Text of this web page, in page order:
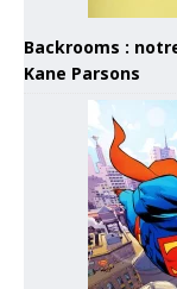
Backrooms :
Kane Parsons